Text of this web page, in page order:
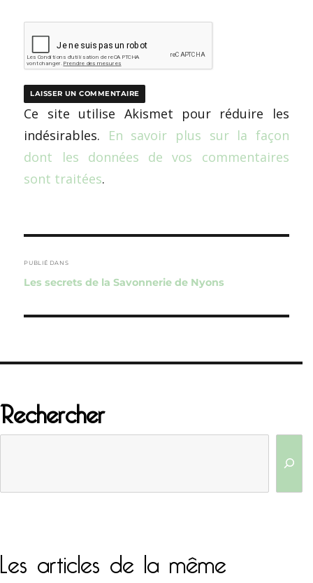
Ce site utilise Akismet pour réduire les
indésirables. En savoir plus sur la façon
dont les données de vos commentaires
sont traitées.
de
l’article
PUBLIÉ DANS
Les secrets de la Savonnerie de Nyons
Rechercher
Les articles de la même